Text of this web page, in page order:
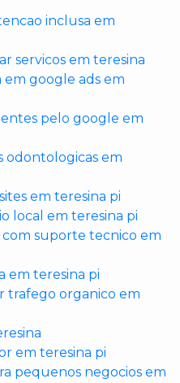
inclusa em
servicos em teresina
em google ads em
pelo google em
odontologicas em
em teresina pi
local em teresina pi
com suporte tecnico em
em teresina pi
trafego organico em
em teresina pi
pequenos negocios em